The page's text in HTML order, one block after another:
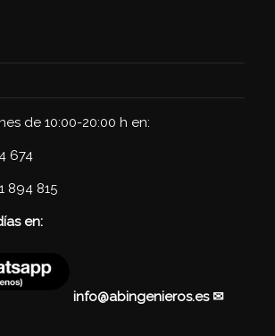
de 10:00-20:00 h en:
674
894 815
en:
info@abingenieros.es✉